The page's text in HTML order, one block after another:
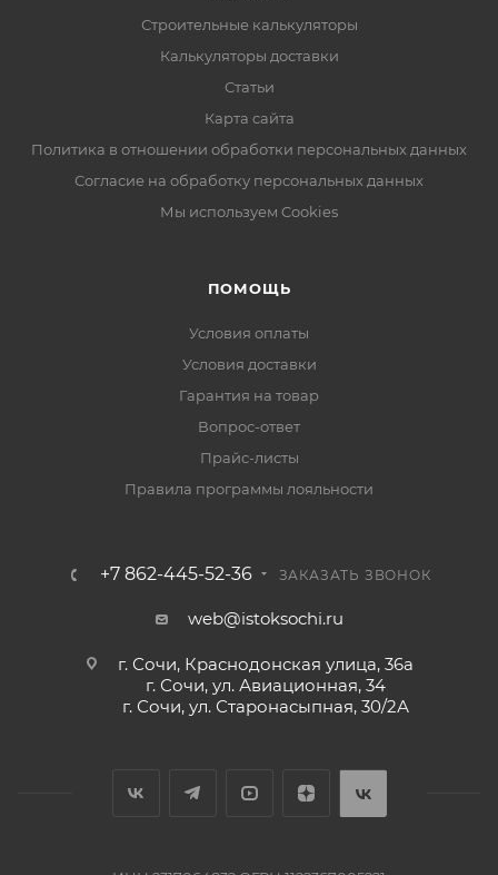
Строительные калькуляторы
Калькуляторы доставки
Статьи
Карта сайта
Политика в отношении обработки персональных данных
Согласие на обработку персональных данных
Мы используем Cookies
ПОМОЩЬ
Условия оплаты
Условия доставки
Гарантия на товар
Вопрос-ответ
Прайс-листы
Правила программы лояльности
+7 862-445-52-36 ЗАКАЗАТЬ ЗВОНОК
web@istoksochi.ru
г. Сочи, Краснодонская улица, 36а
г. Сочи, ул. Авиационная, 34
г. Сочи, ул. Старонасыпная, 30/2А